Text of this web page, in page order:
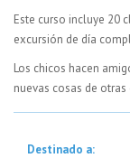
Este curso incluye 20
excursión de día
Los chicos hacen
nuevas cosas de
Destinado a: